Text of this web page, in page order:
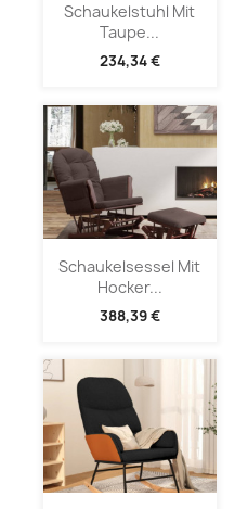
Schaukelstuhl Mit
Taupe...
234,34 €
Schaukelsessel Mit
Hocker...
388,39 €